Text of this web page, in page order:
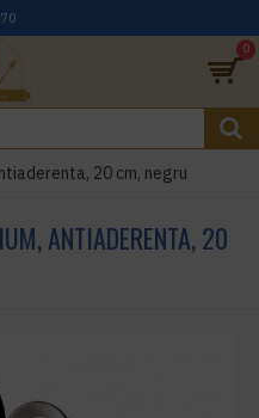
0
20 cm, negru
ANTIADERENTA, 20